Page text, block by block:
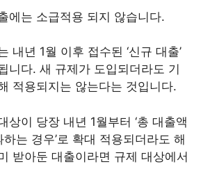
에는 소급적용 되지 않습니다.
내년 1월 이후 접수된 ‘신규 대출’
니다. 새 규제가 도입되더라도 기
적용되지는 않는다는 것입니다.
상이 당장 내년 1월부터 ‘총 대출액
는 경우’로 확대 적용되더라도 해
받아둔 대출이라면 규제 대상에서